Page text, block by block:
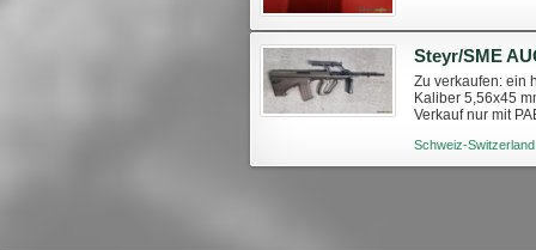
Steyr/SME
Zu verkaufen: ein
Kaliber 5,56x45
Verkauf nur mit
Schweiz-